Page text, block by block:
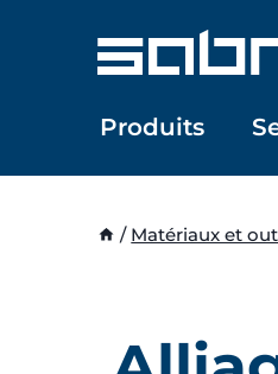
Produits
/ Matériaux et